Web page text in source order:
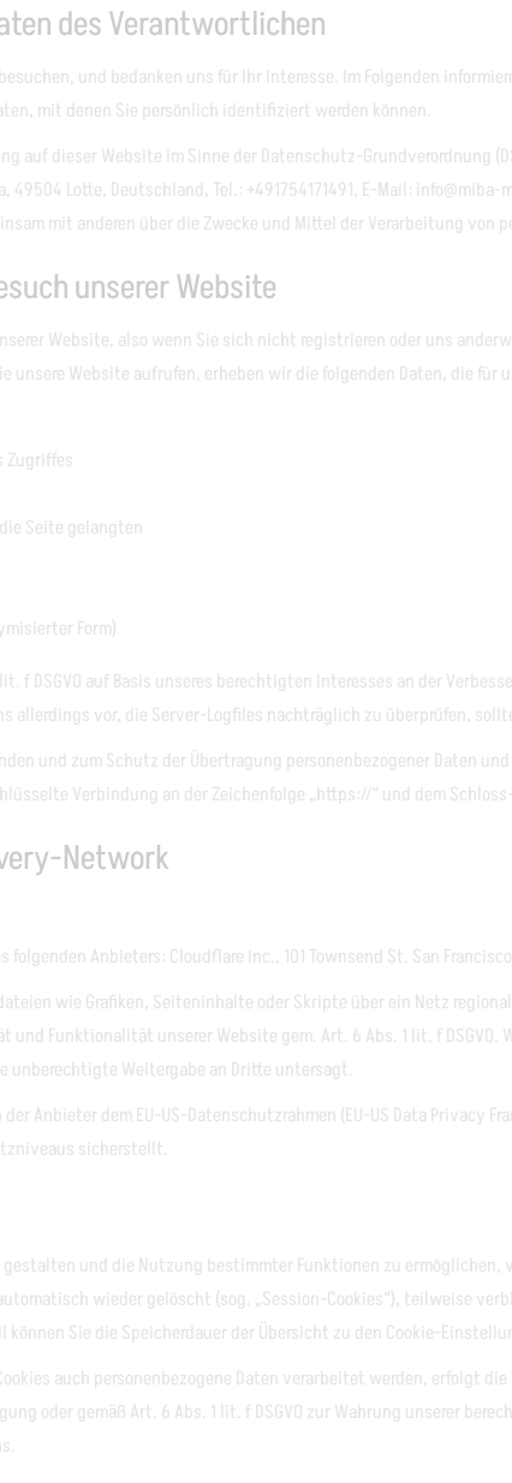
des Verantwortlichen
und bedanken uns für Ihr Interesse. Im Folgenden
mit denen Sie persönlich identifiziert werden können.
auf dieser Website im Sinne der Datenschutz-Grundverordnung
49504 Lotte, Deutschland, Tel.: +491754171491, E-Mail:
mit anderen über die Zwecke und Mittel der Verarbeitung von
unserer Website
Website, also wenn Sie sich nicht registrieren oder uns
unsere Website aufrufen, erheben wir die folgenden Daten, die
Zugriffes
Seite gelangten
Form)
f DSGVO auf Basis unseres berechtigten Interesses an der
allerdings vor, die Server-Logfiles nachträglich zu überprüfen,
und zum Schutz der Übertragung personenbezogener Daten
Verbindung an der Zeichenfolge „https://“ und dem
Network
Anbieters: Cloudflare Inc., 101 Townsend St. San
wie Grafiken, Seiteninhalte oder Skripte über ein Netz
und Funktionalität unserer Website gem. Art. 6 Abs. 1 lit. f
unberechtigte Weitergabe an Dritte untersagt.
Anbieter dem EU-US-Datenschutzrahmen (EU-US Data Privacy
sicherstellt.
und die Nutzung bestimmter Funktionen zu
wieder gelöscht (sog. „Session-Cookies“), teilweise
können Sie die Speicherdauer der Übersicht zu den Cookie-
auch personenbezogene Daten verarbeitet werden, erfolgt
oder gemäß Art. 6 Abs. 1 lit. f DSGVO zur Wahrung unserer